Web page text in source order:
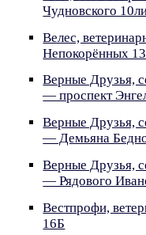
Чудновского
Велес,
Непокорённых
Верные Друзья,
— проспект
Верные Друзья,
— Демьяна
Верные Друзья,
— Рядового
Вестпрофи,
16Б